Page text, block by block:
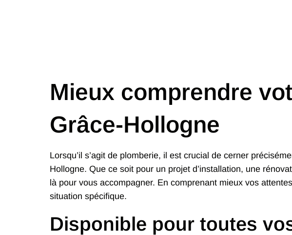
Mieux comprendre
Grâce-Hollogne
Lorsqu’il s’agit de plomberie, il est crucial de cerner
Hollogne. Que ce soit pour un projet d’installation, une
là pour vous accompagner. En comprenant mieux vos
situation spécifique.
Disponible pour toutes